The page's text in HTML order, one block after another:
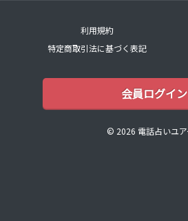
利用規約
特定商取引法に基づく表記
会員ログイン
© 2026 電話占いユア